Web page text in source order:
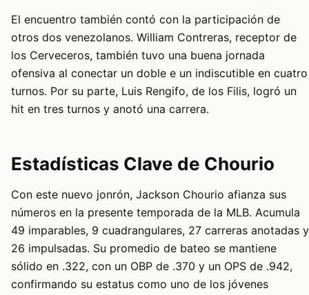
El encuentro también contó con la participación de
otros dos venezolanos. William Contreras, receptor de
los Cerveceros, también tuvo una buena jornada
ofensiva al conectar un doble e un indiscutible en cuatro
turnos. Por su parte, Luis Rengifo, de los Filis, logró un
hit en tres turnos y anotó una carrera.
Estadísticas Clave de Chourio
Con este nuevo jonrón, Jackson Chourio afianza sus
números en la presente temporada de la MLB. Acumula
49 imparables, 9 cuadrangulares, 27 carreras anotadas y
26 impulsadas. Su promedio de bateo se mantiene
sólido en .322, con un OBP de .370 y un OPS de .942,
confirmando su estatus como uno de los jóvenes